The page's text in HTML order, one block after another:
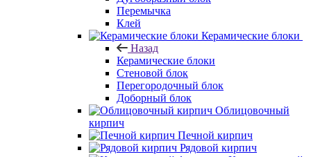
Перемычка
Клей
Керамические блоки
Назад
Керамические блоки
Стеновой блок
Перегородочный блок
Доборный блок
Облицовочный
кирпич
Печной кирпич
Рядовой кирпич